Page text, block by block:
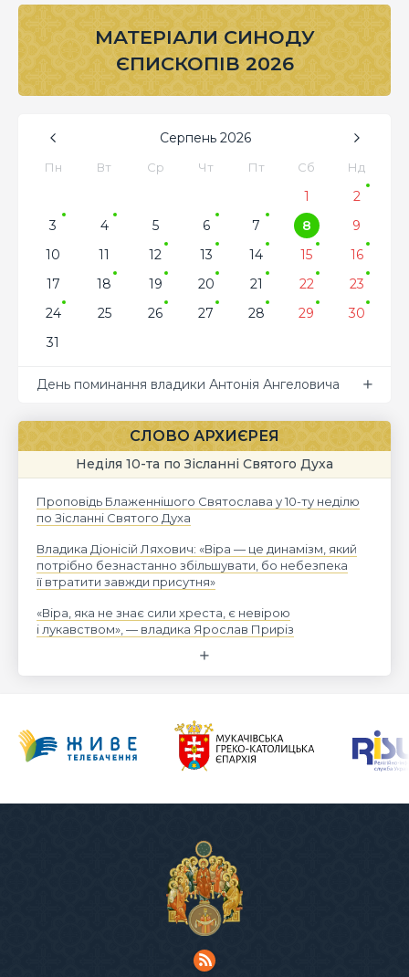
МАТЕРІАЛИ СИНОДУ
ЄПИСКОПІВ 2026
Серпень 2026
Пн Вт Ср Чт Пт Сб Нд
1
2
3
4 5 6 7 8
9
10
11 12 13 14 15
16
17
18 19 20 21 22
23
24
25 26 27 28 29
30
31
День поминання владики Антонія Ангеловича
СЛОВО АРХИЄРЕЯ
Неділя 10-та по Зісланні Святого Духа
Проповідь Блаженнішого Святослава у 10-ту неділю
по Зісланні Святого Духа
Владика Діонісій Ляхович: «Віра — це динамізм, який
потрібно безнастанно збільшувати, бо небезпека
її втратити завжди присутня»
«Віра, яка не знає сили хреста, є невірою
і лукавством», — владика Ярослав Приріз